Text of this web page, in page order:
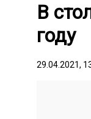
В
году
29.04.2021,